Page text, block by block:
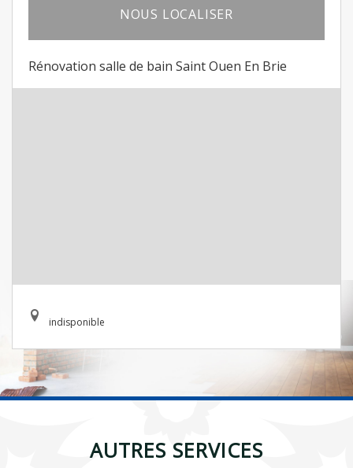
NOUS LOCALISER
Rénovation salle de bain Saint Ouen En Brie
indisponible
AUTRES SERVICES